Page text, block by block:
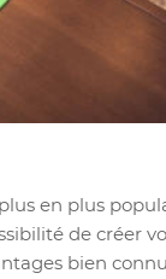
en plus
de créer
bien